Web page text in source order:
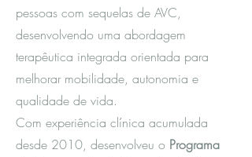
pessoas com sequelas de AVC,
desenvolvendo uma abordagem
terapêutica integrada orientada para
melhorar mobilidade, autonomia e
qualidade de vida.
Com experiência clínica acumulada
desde 2010, desenvolveu o Programa